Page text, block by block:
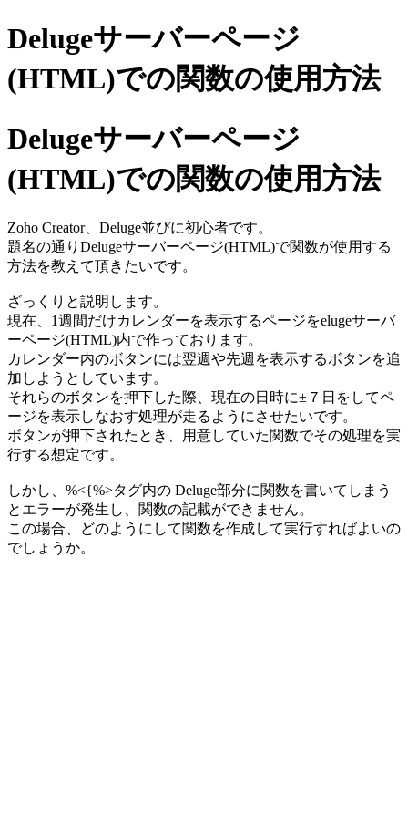
Delugeサーバーページ
(HTML)での関数の使用方法
Delugeサーバーページ
(HTML)での関数の使用方法
Zoho Creator、Deluge並びに初心者です。
題名の通りDelugeサーバーページ(HTML)で関数が使用する
方法を教えて頂きたいです。
ざっくりと説明します。
現在、1週間だけカレンダーを表示するページをelugeサーバ
ーページ(HTML)内で作っております。
カレンダー内のボタンには翌週や先週を表示するボタンを追
加しようとしています。
それらのボタンを押下した際、現在の日時に±７日をしてペ
ージを表示しなおす処理が走るようにさせたいです。
ボタンが押下されたとき、用意していた関数でその処理を実
行する想定です。
しかし、%<{%>タグ内の Deluge部分に関数を書いてしまう
とエラーが発生し、関数の記載ができません。
この場合、どのようにして関数を作成して実行すればよいの
でしょうか。